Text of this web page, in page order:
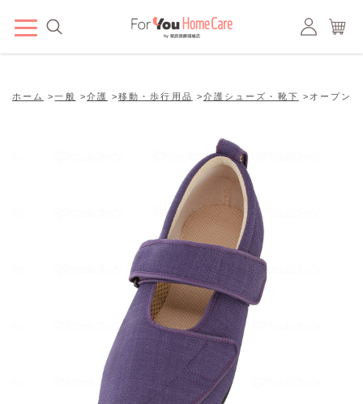
ホーム >一般 >介護 >移動・歩行用品 >介護シューズ・靴下 > オープン